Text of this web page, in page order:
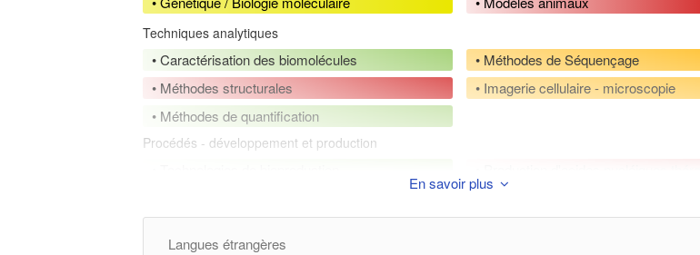
Techniques analytiques
• Caractérisation des biomolécules
• Méthodes structurales
• Méthodes de quantification
• Méthodes de Séquençage
• Imagerie cellulaire - microscopie
Procédés - développement et production
En savoir plus
Langues étrangères